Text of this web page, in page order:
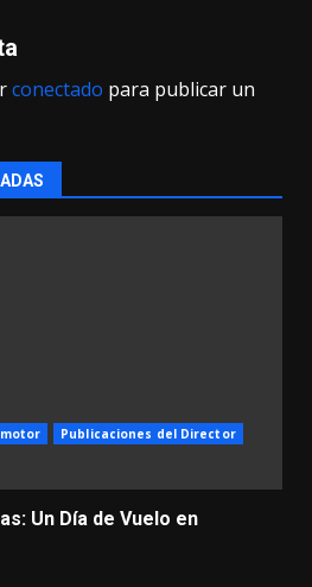
conectado para publicar un
Publicaciones del Director
Un Día de Vuelo en